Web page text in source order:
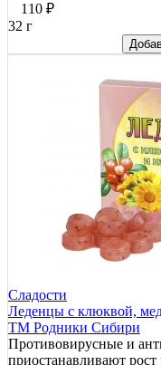
110 ₽
32 г
Сладости
Леденцы с клюквой,
ТМ Родники Сибири
Противовирусные и
приостанавливают рост